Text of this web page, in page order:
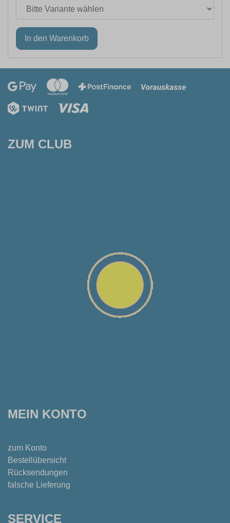
ZUM CLUB
MEIN KONTO
zum Konto
Bestellübersicht
Rücksendungen
falsche Lieferung
SERVICE